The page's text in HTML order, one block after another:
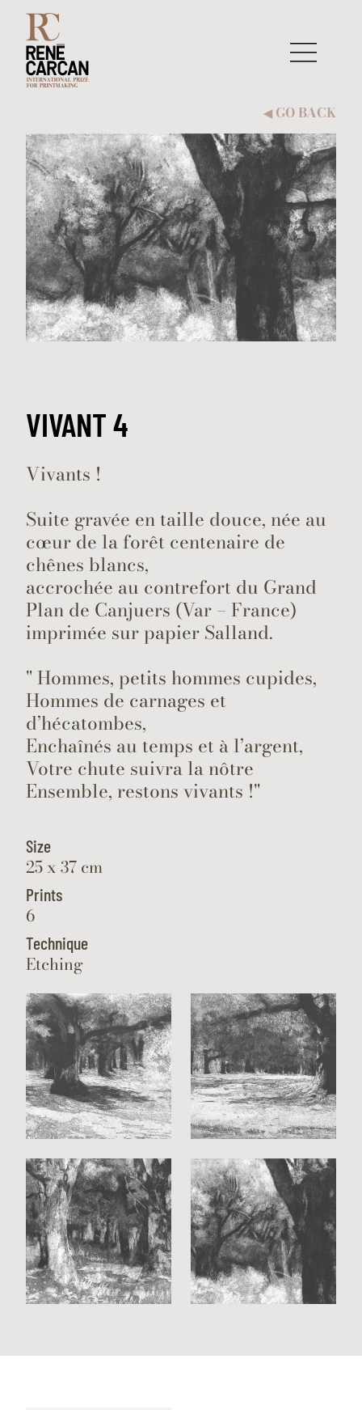
◀︎ GO BACK
VIVANT 4
Vivants !
Suite gravée en taille douce, née au
cœur de la forêt centenaire de
chênes blancs,
accrochée au contrefort du Grand
Plan de Canjuers (Var – France)
imprimée sur papier Salland.
" Hommes, petits hommes cupides,
Hommes de carnages et
d’hécatombes,
Enchaînés au temps et à l’argent,
Votre chute suivra la nôtre
Ensemble, restons vivants !"
Size
25 x 37 cm
Prints
6
Technique
Etching